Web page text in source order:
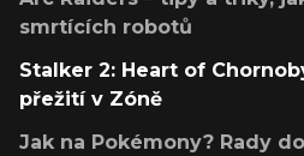
smrtících robotů
Stalker 2: Heart of
přežití v Zóně
Jak na Pokémony? Rady